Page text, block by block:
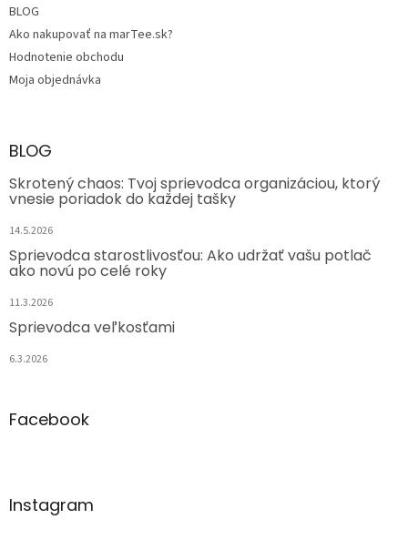
BLOG
Ako nakupovať na marTee.sk?
Hodnotenie obchodu
Moja objednávka
BLOG
Skrotený chaos: Tvoj sprievodca organizáciou, ktorý
vnesie poriadok do každej tašky
14.5.2026
Sprievodca starostlivosťou: Ako udržať vašu potlač
ako novú po celé roky
11.3.2026
Sprievodca veľkosťami
6.3.2026
Facebook
Instagram